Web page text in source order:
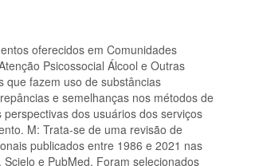
oferecidos em Comunidades
Psicossocial Álcool e Outras
que fazem uso de substâncias
e semelhanças nos métodos de
dos usuários dos serviços
M: Trata-se de uma revisão de
publicados entre 1986 e 2021 nas
e PubMed. Foram selecionados